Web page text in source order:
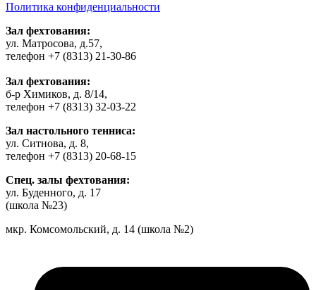
Политика конфиденциальности
Зал фехтования:
ул. Матросова, д.57,
телефон +7 (8313) 21-30-86
Зал фехтования:
б-р Химиков, д. 8/14,
телефон +7 (8313) 32-03-22
Зал настольного тенниса:
ул. Ситнова, д. 8,
телефон +7 (8313) 20-68-15
Спец. залы фехтования:
ул. Буденного, д. 17
(школа №23)
мкр. Комсомольский, д. 14 (школа №2)